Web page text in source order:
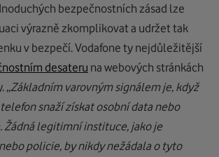
bezpečnostních zásad lze
výrazně zkomplikovat a udržet tak
v bezpečí.Vodafone ty nejdůležitější
desateru na webových stránkách
. „Základním varovným signálem je, když
snaží získat osobní data nebo
Žádná legitimní instituce, jako je
policie, by nikdy nežádala o tyto